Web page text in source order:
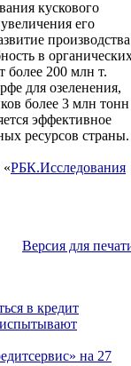
кускового
его
производства
в
более 200 млн т.
для озеленения,
более 3 млн тонн
эффективное
ресурсов страны.
«РБК.Исследования
Версия для
в кредит
испытывают
на 27